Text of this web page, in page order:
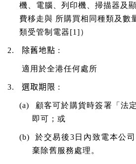
機、電腦、列印機、掃描器及
費移走與 所購買相同種類及數
類受管制電器[1]）
2. 除舊地點 :
適用於全港任何處所
3. 選取期限 :
(a)
顧客可於購貨時簽署「法
即可；或
(b) 於交易後3 日內致電本公
棄除舊服務處理。